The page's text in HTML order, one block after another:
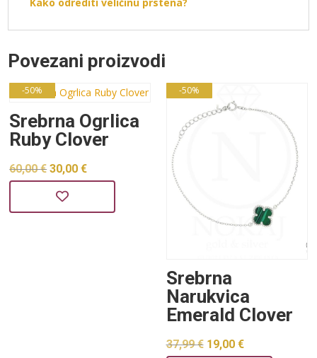
Povezani proizvodi
-50%
Srebrna Ogrlica
Ruby Clover
60,00€ Izvorna
cijena
bila
30,00€
je:
-50%
Srebrna
Narukvica
Emerald Clover
37,99€ Izvorna
19,00 €